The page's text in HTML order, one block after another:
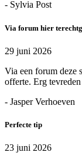
- Sylvia Post
Via forum hier
29 juni 2026
Via een forum deze
offerte. Erg
- Jasper Verhoeven
Perfecte tip
23 juni 2026